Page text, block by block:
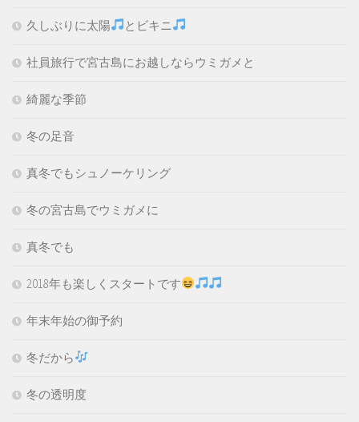
久しぶりに太陽 とビキニ
社員旅行で宮古島にお越しならウミガメと
綺麗な季節
冬の足音
真冬でもシュノーケリング
冬の宮古島でウミガメに
真冬でも
2018年も楽しくスタートです
年末年始の御予約
冬だから
冬の透明度